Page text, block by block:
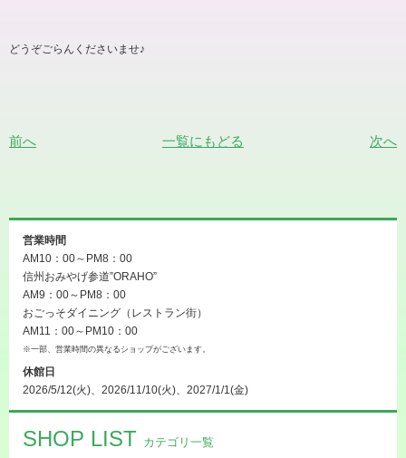
どうぞごらんくださいませ♪
前へ 一覧にもどる 次へ
営業時間
AM10：00～PM8：00
信州おみやげ参道”ORAHO”
AM9：00～PM8：00
おごっそダイニング（レストラン街）
AM11：00～PM10：00
※一部、営業時間の異なるショップがございます。
休館日
2026/5/12(火)、2026/11/10(火)、2027/1/1(金)
SHOP LIST カテゴリ一覧